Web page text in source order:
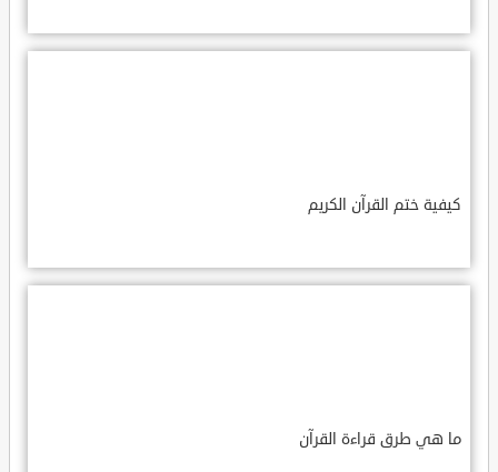
كيفية ختم القرآن الكريم
ما هي طرق قراءة القرآن